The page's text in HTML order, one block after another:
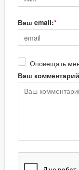
Ваш email:
Оповещать
Ваш